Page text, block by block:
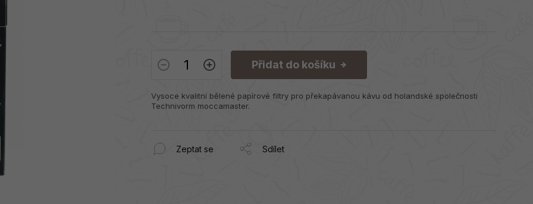
Přidat do košíku
Vysoce kvalitní bělené papírové filtry pro překapávanou kávu od holandské společnosti
Technivorm moccamaster.
Zeptat se Sdílet